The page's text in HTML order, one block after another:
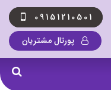
09151210501
پورتال مشتریان